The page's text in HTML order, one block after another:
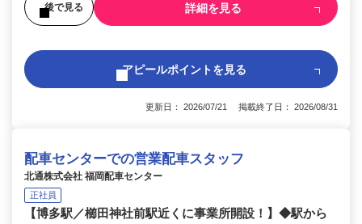
後で見る 詳細を見る
アピールポイントを見る
更新日： 2026/07/21 掲載終了日： 2026/08/31
配車センターでの営業配車スタッフ
北通株式会社 福岡配車センター
正社員
【博多駅／櫛田神社前駅近くに事業所開設！】◆駅から